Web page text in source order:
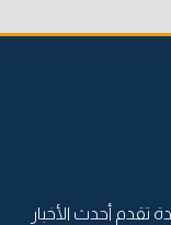
تقدم أحدث الأخبار